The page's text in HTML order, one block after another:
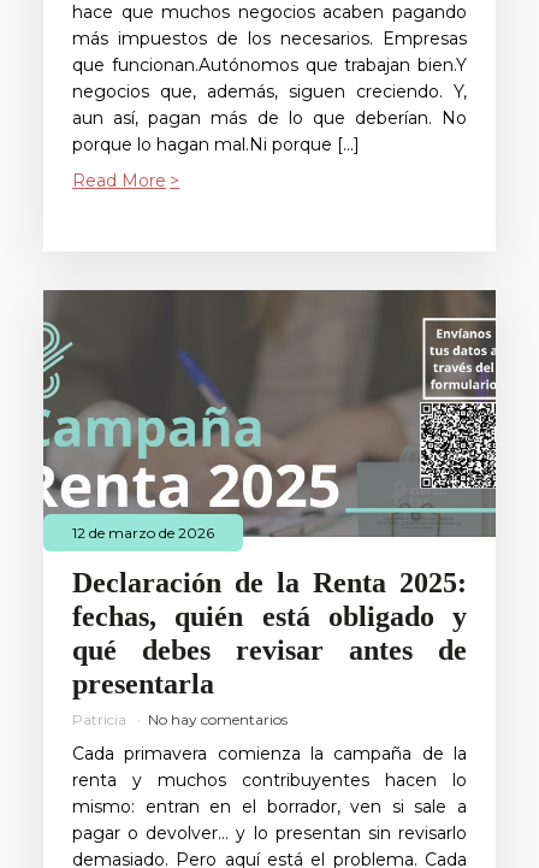
hace que muchos negocios acaben pagando
más impuestos de los necesarios. Empresas
que funcionan.Autónomos que trabajan bien.Y
negocios que, además, siguen creciendo. Y,
aun así, pagan más de lo que deberían. No
porque lo hagan mal.Ni porque […]
Read More
12 de marzo de 2026
Declaración de la Renta 2025:
fechas, quién está obligado y
qué debes revisar antes de
presentarla
Patricia No hay comentarios
Cada primavera comienza la campaña de la
renta y muchos contribuyentes hacen lo
mismo: entran en el borrador, ven si sale a
pagar o devolver… y lo presentan sin revisarlo
demasiado. Pero aquí está el problema. Cada